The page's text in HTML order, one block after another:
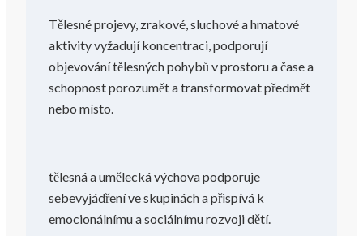
Tělesné projevy, zrakové, sluchové a hmatové
aktivity vyžadují koncentraci, podporují
objevování tělesných pohybů v prostoru a čase a
schopnost porozumět a transformovat předmět
nebo místo.
tělesná a umělecká výchova podporuje
sebevyjádření ve skupinách a přispívá k
emocionálnímu a sociálnímu rozvoji dětí.